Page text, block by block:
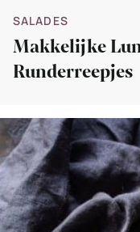
SALADES
Makkelijke
Runderreepjes
Bekijk
Chinese
kool
roerbak
met